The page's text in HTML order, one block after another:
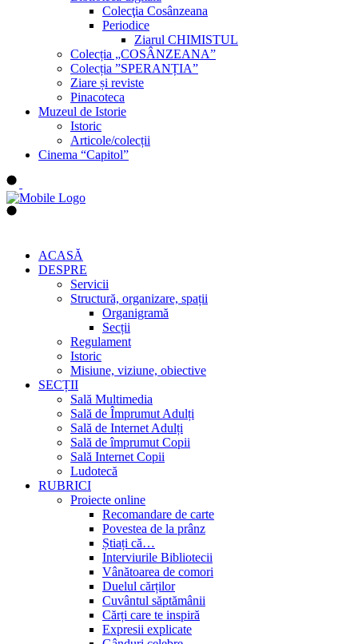
Colecţia Cosânzeana
Periodice
Ziarul CHIMISTUL
Colecția „COSÂNZEANA”
Colecția ”SPERANȚIA”
Ziare și reviste
Pinacoteca
Muzeul de Istorie
Istoric
Articole/colecții
Cinema “Capitol”
ACASĂ
DESPRE
Servicii
Structură, organizare, spații
Organigramă
Secții
Regulament
Istoric
Misiune, viziune, obiective
SECȚII
Sală Multimedia
Sală de Împrumut Adulți
Sală de Internet Adulți
Sală de împrumut Copii
Sală Internet Copii
Ludotecă
RUBRICI
Proiecte online
Recomandare de carte
Povestea de la prânz
Știați că…
Interviurile Bibliotecii
Vânătoarea de comori
Duelul cărților
Cuvântul săptămânii
Cărți care te inspiră
Expresii explicate